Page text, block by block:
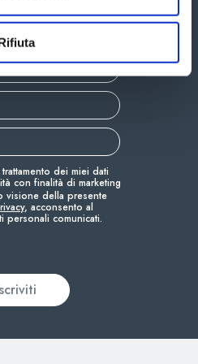
di Aquagranda
dei miei dati
con finalità di marketing
visione della presente
, acconsento al
personali comunicati.